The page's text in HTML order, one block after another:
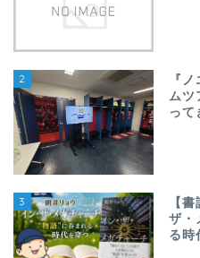
2
『
ムツ
って
3
【
ザ・
る時